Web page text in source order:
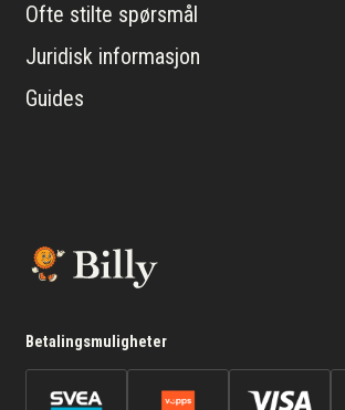
Ofte stilte spørsmål
Juridisk informasjon
Guides
Betalingsmuligheter